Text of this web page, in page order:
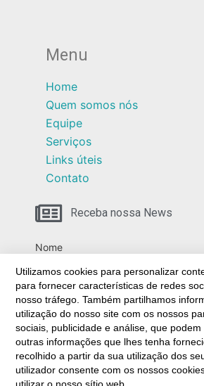
Menu
Home
Quem somos nós
Equipe
Serviços
Links úteis
Contato
Receba nossa News
Nome
Email
Ao prosseguir, você aceita nossa
privacidade.
Utilizamos cookies para personalizar
para fornecer características de redes
nosso tráfego. Também partilhamos
utilização do nosso site com os nossos
sociais, publicidade e análise, que
outras informações que lhes tenha
recolhido a partir da sua utilização dos
utilizador consente com os nossos